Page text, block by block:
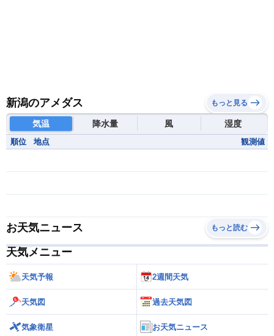
新潟のアメダス もっと見る
気温 降水量 風 湿度
順位 地点 観測値
お天気ニュース もっと読む
天気メニュー
天気予報 2週間天気
天気図 過去天気図
気象衛星 お天気ニュース